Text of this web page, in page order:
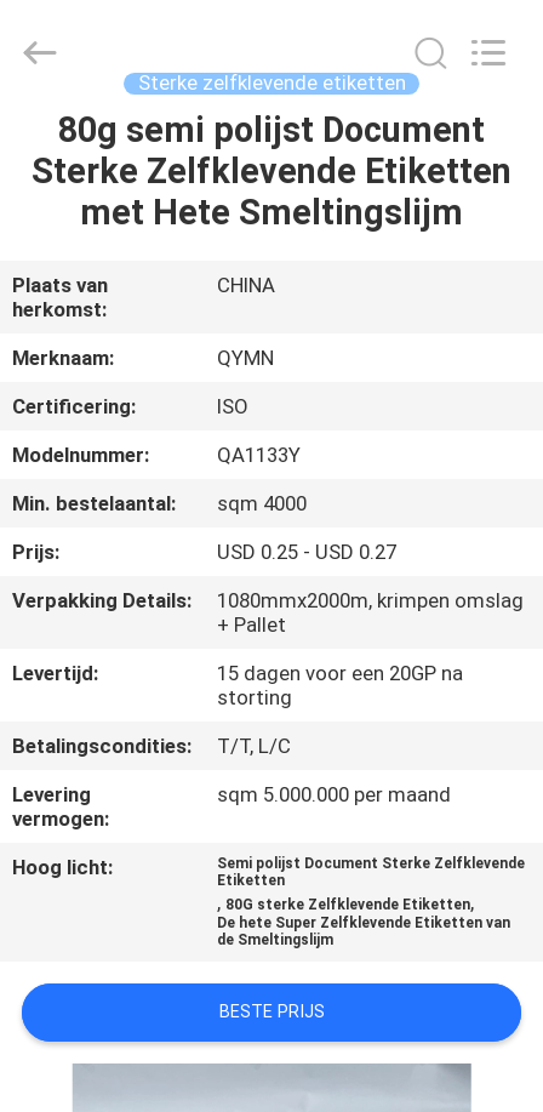
HUIS
PRODUCTEN
ONGEVEER
ONS
FABRIEKSREIS
CONTACTEER
ONS
VERZOEK
EEN
CITAAT
SITEMAP
POLICY
Products
Co.,Ltd..
Sterke zelfklevende etiketten
80g semi polijst Document
Sterke Zelfklevende Etiketten
met Hete Smeltingslijm
Plaats van
herkomst:
CHINA
Merknaam:
QYMN
Certificering:
ISO
Modelnummer:
QA1133Y
Min. bestelaantal:
sqm 4000
Prijs:
USD 0.25 - USD 0.27
Verpakking Details:
1080mmx2000m, krimpen omslag
+ Pallet
Levertijd:
15 dagen voor een 20GP na
storting
Betalingscondities:
T/T, L/C
Levering
vermogen:
sqm 5.000.000 per maand
Hoog licht:
Semi polijst Document Sterke Zelfklevende
Etiketten
, 80G sterke Zelfklevende Etiketten,
De hete Super Zelfklevende Etiketten van
de Smeltingslijm
BESTE PRIJS